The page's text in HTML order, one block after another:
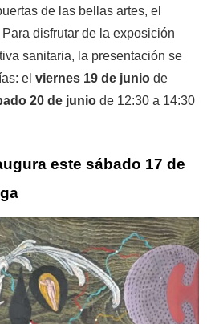
de las bellas artes, el
Para disfrutar de la exposición
sanitaria, la presentación se
el viernes 19 de junio de
20 de junio de 12:30 a 14:30
este sábado 17 de